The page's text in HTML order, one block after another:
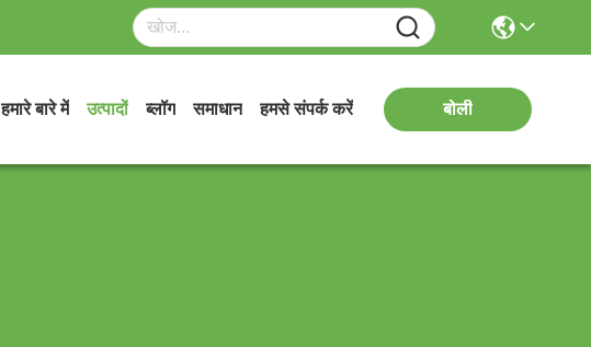
हमारे बारे में उत्पादों ब्लॉग समाधान हमसे संपर्क करें बोली